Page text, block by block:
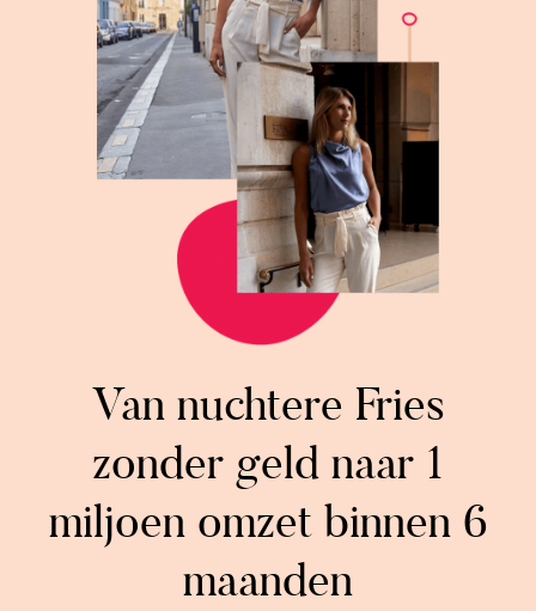
Van nuchtere Fries
zonder geld naar 1
miljoen omzet binnen 6
maanden